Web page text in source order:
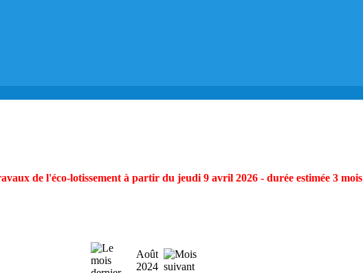
de l'éco-lotissement à partir du jeudi 9 avril 2026 - durée estimée 3 mois
Août
2024